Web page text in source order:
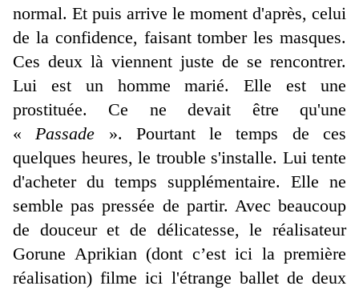
normal. Et puis arrive le moment d'après, celui
de la confidence, faisant tomber les masques.
Ces deux là viennent juste de se rencontrer.
Lui est un homme marié. Elle est une
prostituée. Ce ne devait être qu'une
« Passade ». Pourtant le temps de ces
quelques heures, le trouble s'installe. Lui tente
d'acheter du temps supplémentaire. Elle ne
semble pas pressée de partir. Avec beaucoup
de douceur et de délicatesse, le réalisateur
Gorune Aprikian (dont c’est ici la première
réalisation) filme ici l'étrange ballet de deux